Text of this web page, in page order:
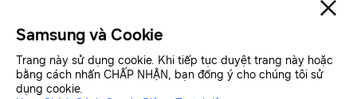
SAMSUNG.COM
Copyright© SAMSUNG All Rights Reserved.
Samsung và Cookie
Trang này sử dụng cookie. Khi tiếp tục duyệt trang này hoặc
bằng cách nhấn CHẤP NHẬN, bạn đồng ý cho chúng tôi sử
dụng cookie.